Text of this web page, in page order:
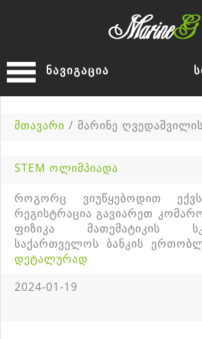
ნავიგაცია
მთავარი / მარინე
STEM ოლიმპიადა
როგორც ვიუწყებოდით
რეგისტრაცია გავიარეთ
ფიზიკა მათემატიკის
საქართველოს ბანკის
დეტალურად
2024-01-19